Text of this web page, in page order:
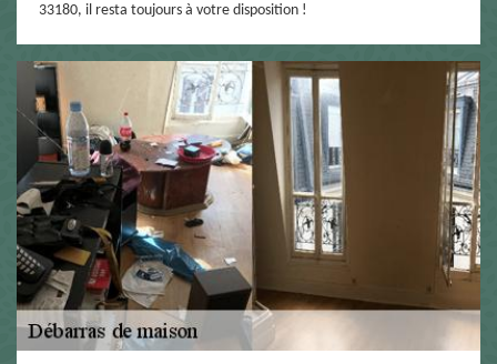
33180, il resta toujours à votre disposition !